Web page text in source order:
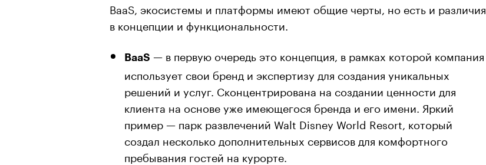
BaaS, экосистемы и платформы имеют общие черты, но есть и различия
в концепции и функциональности.
BaaS — в первую очередь это концепция, в рамках которой компания
использует свои бренд и экспертизу для создания уникальных
решений и услуг. Сконцентрирована на создании ценности для
клиента на основе уже имеющегося бренда и его имени. Яркий
пример — парк развлечений Walt Disney World Resort, который
создал несколько дополнительных сервисов для комфортного
пребывания гостей на курорте.